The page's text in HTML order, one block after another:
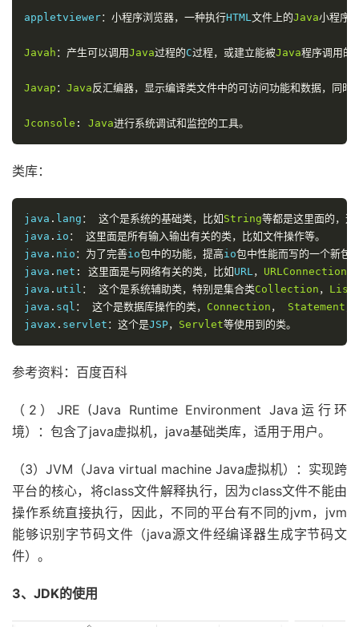
appletviewer：小程序浏览器，一种执行HTML文件上的Java小程序
Javah ：产生可以调用Java过程的C过程，或建立能被Java程序调用的
Javap ： Java反汇编器，显示编译类文件中的可访问功能和数据，同时
Jconsole : Java进行系统调试和监控的工具。
类库：
java . lang ： 这个是系统的基础类，比如 String等都是这里面的，
java . io ：
这里面是所有输入输出有关的类，比如文件操作等。
java . nio ：为了完善io包中的功能，提高io包中性能而写的一个新包
java . net : 这里面是与网络有关的类，比如 URL， URLConnection
java . util ： 这个是系统辅助类，特别是集合类Collection ， List
java . sql ： 这个是数据库操作的类， Connection ， Statement
javax . servlet ：这个是JSP， Servlet等使用到的类。
参考资料：百度百科
（2）JRE (Java Runtime Environment Java运行环
境）：包含了java虚拟机，java基础类库，适用于用户。
（3）JVM（Java virtual machine Java虚拟机）：实现跨
平台的核心，将class文件解释执行，因为class文件不能由
操作系统直接执行，因此，不同的平台有不同的jvm，jvm
能够识别字节码文件（java源文件经编译器生成字节码文
件）。
3、JDK的使用